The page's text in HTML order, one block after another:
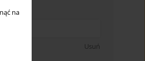
na
email
Usuń